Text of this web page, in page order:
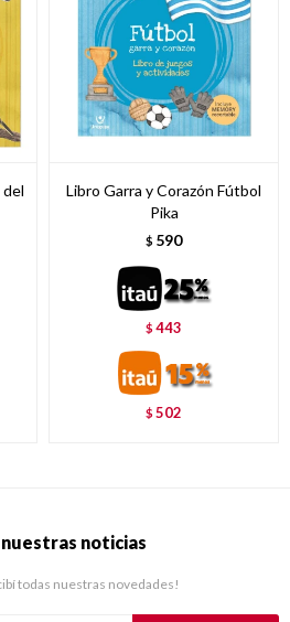
Libro Garra y Corazón Fútbol
Pika
$ 590
$443
$502
noticias
todas nuestras novedades!